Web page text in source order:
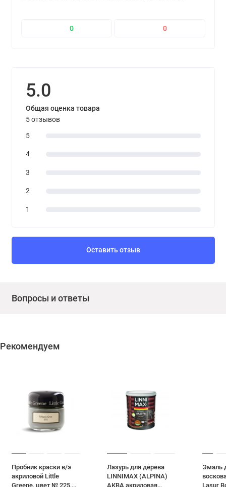
0 0
5.0
Общая оценка товара
5 отзывов
5
4
3
2
1
Оставить отзыв
Вопросы и ответы
Рекомендуем
Пробник краски в/э
акриловой Little
Greene, цвет № 225,
Лазурь для дерева
LINNIMAX (ALPINA)
АКВА акриловая
Эмаль
Lasur